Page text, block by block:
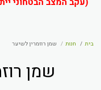
בית חנות שמן רוזמרין לשיער
שמן